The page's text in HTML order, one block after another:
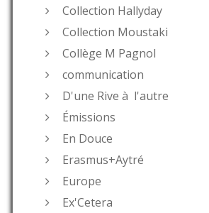
Collection Hallyday
Collection Moustaki
Collège M Pagnol
communication
D'une Rive à l'autre
Émissions
En Douce
Erasmus+Aytré
Europe
Ex'Cetera